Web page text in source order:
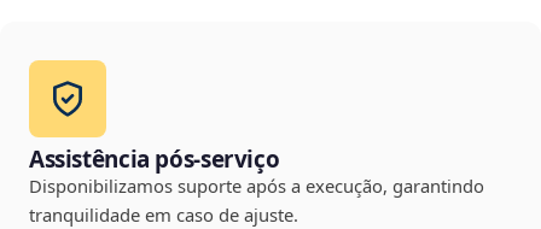
Assistência pós-serviço
Disponibilizamos suporte após a execução, garantindo
tranquilidade em caso de ajuste.